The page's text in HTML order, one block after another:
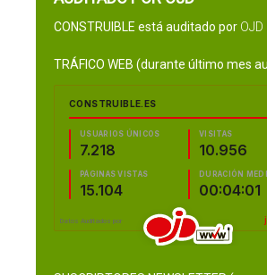
CONSTRUIBLE está auditado por
TRÁFICO WEB (durante último mes